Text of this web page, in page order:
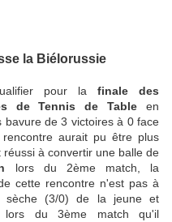
la Biélorussie
pour la finale des
de Tennis de Table en
de 3 victoires à 0 face
rencontre aurait pu être plus
réussi à convertir une balle de
lors du 2ème match, la
cette rencontre n'est pas à
sèche (3/0) de la jeune et
lors du 3ème match qu'il